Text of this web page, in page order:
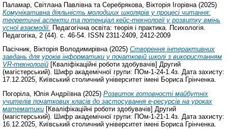
Паламар, Світлана Павлівна та Серебрякова, Вікторія Ігорівна (2025)
Комунікативна діяльність молодших школярів у процесі читання:
теоретичні аспекти та потенціал кейс-технології у розвитку вмінь
усної взаємодії. Педагогічна освіта: теорія і практика. Психологія.
Педагогіка, 2 (44). с. 46-54. ISSN 2311-2409, 2412-2009
Пасічник, Вікторія Володимирівна(2025) Створення інтерактивних
завдань для уроків інформатики у початковій школі з використанням
VR-технологій [Кваліфікаційні роботи здобувачів] Другий
(магістерський). Шифр академічної групи: ПОм-1-24-1.4з. Дата захисту:
17.12.2025, Київський столичний університет імені Бориса Грінченка.
Погоріла, Юлія Андріївна(2025) Розвиток готовності майбутніх
учителів початкових класів до застосування е-ресурсів на уроках
математики [Кваліфікаційні роботи здобувачів] Другий
(магістерський). Шифр академічної групи: ПОм-1-21-1.4з. Дата захисту:
16.12.2025, Київський столичний університет імені Бориса Грінченка.